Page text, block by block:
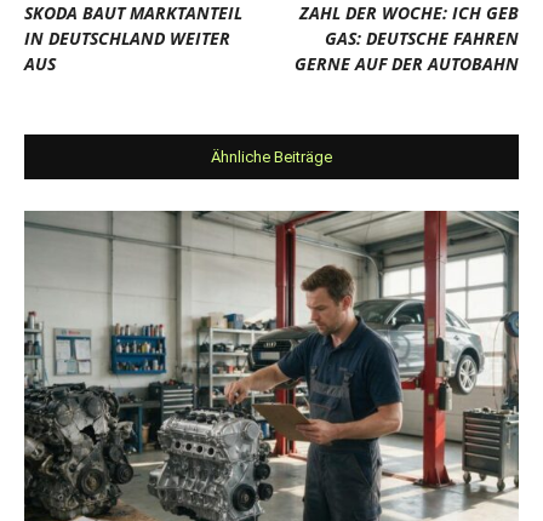
SKODA BAUT MARKTANTEIL
IN DEUTSCHLAND WEITER
AUS
ZAHL DER WOCHE: ICH GEB
GAS: DEUTSCHE FAHREN
GERNE AUF DER AUTOBAHN
Ähnliche Beiträge